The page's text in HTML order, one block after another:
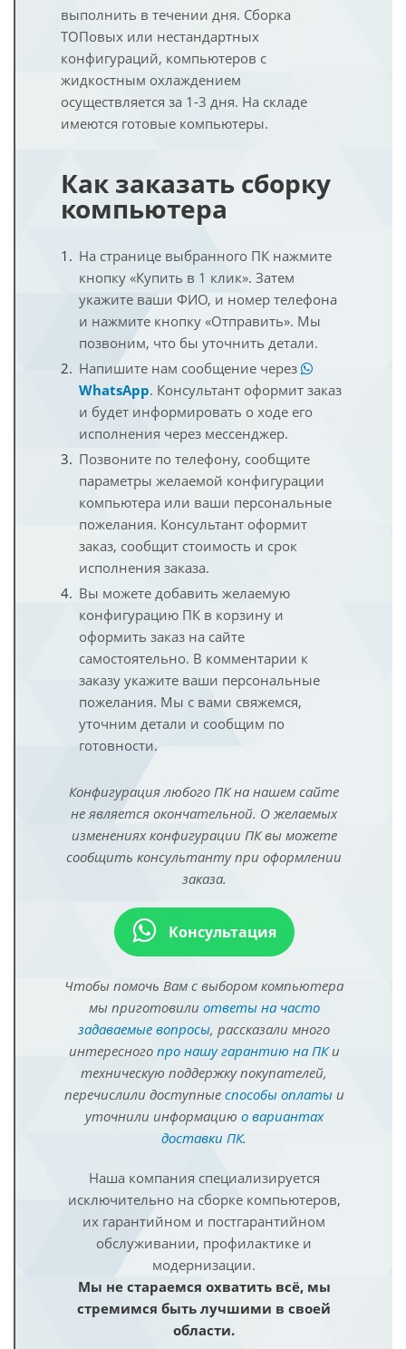
выполнить в течении дня. Сборка
ТОПовых или нестандартных
конфигураций, компьютеров с
жидкостным охлаждением
осуществляется за 1-3 дня. На складе
имеются готовые компьютеры.
Как заказать сборку
компьютера
На странице выбранного ПК нажмите
кнопку «Купить в 1 клик». Затем
укажите ваши ФИО, и номер телефона
и нажмите кнопку «Отправить». Мы
позвоним, что бы уточнить детали.
Напишите нам сообщение через
WhatsApp. Консультант оформит заказ
и будет информировать о ходе его
исполнения через мессенджер.
Позвоните по телефону, сообщите
параметры желаемой конфигурации
компьютера или ваши персональные
пожелания. Консультант оформит
заказ, сообщит стоимость и срок
исполнения заказа.
Вы можете добавить желаемую
конфигурацию ПК в корзину и
оформить заказ на сайте
самостоятельно. В комментарии к
заказу укажите ваши персональные
пожелания. Мы с вами свяжемся,
уточним детали и сообщим по
готовности.
Конфигурация любого ПК на нашем сайте
не является окончательной. О желаемых
изменениях конфигурации ПК вы можете
сообщить консультанту при оформлении
заказа.
Консультация
Чтобы помочь Вам с выбором компьютера
мы приготовили ответы на часто
задаваемые вопросы, рассказали много
интересного про нашу гарантию на ПКи
техническую поддержку покупателей,
перечислили доступные способы оплатыи
уточнили информацию о вариантах
доставки ПК.
Наша компания специализируется
исключительно на сборке компьютеров,
их гарантийном и постгарантийном
обслуживании, профилактике и
модернизации.
Мы не стараемся охватить всё, мы
стремимся быть лучшими в своей
области.